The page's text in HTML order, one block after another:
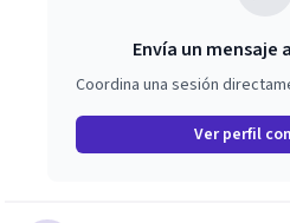
Envía un mensaje
Coordina una sesión
Ver perfil